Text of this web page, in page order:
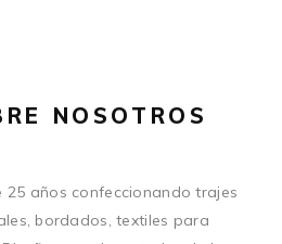
NOSOTROS
25 años confeccionando trajes
bordados, textiles para